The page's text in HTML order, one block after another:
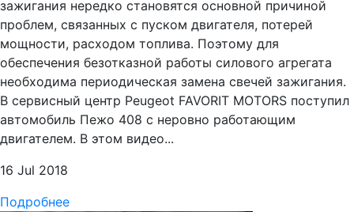
зажигания нередко становятся основной причиной
проблем, связанных с пуском двигателя, потерей
мощности, расходом топлива. Поэтому для
обеспечения безотказной работы силового агрегата
необходима периодическая замена свечей зажигания.
В сервисный центр Peugeot FAVORIT MOTORS поступил
автомобиль Пежо 408 с неровно работающим
двигателем. В этом видео...
16 Jul 2018
Подробнее